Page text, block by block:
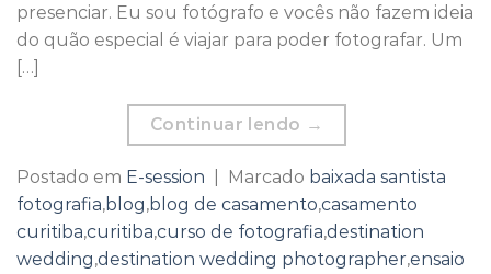
presenciar. Eu sou fotógrafo e vocês não fazem ideia
do quão especial é viajar para poder fotografar. Um
[…]
Continuar lendo →
Postado em E-session Marcado baixada santista
fotografia,blog,blog de casamento,casamento
curitiba,curitiba,curso de fotografia,destination
wedding,destination wedding photographer,ensaio